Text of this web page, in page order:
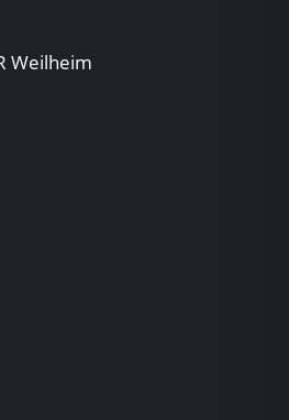
Weilheim